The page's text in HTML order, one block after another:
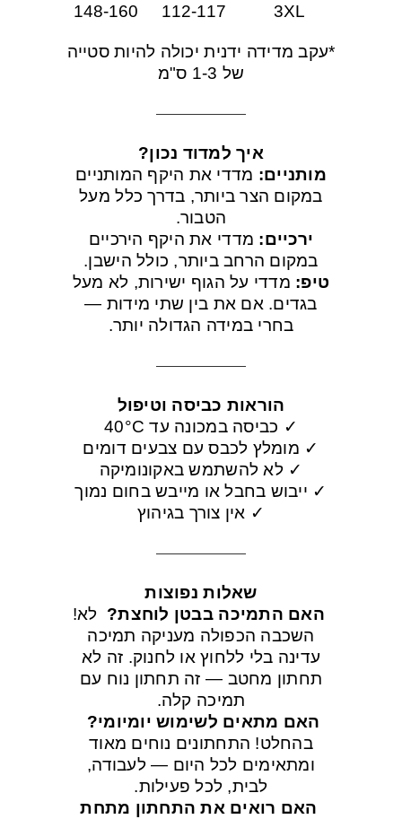
3XL
112-117
148-160
*עקב מדידה ידנית יכולה להיות סטייה
של 1-3 ס"מ
איך למדוד נכון?
מותניים: מדדי את היקף המותניים
במקום הצר ביותר, בדרך כלל מעל
הטבור.
ירכיים: מדדי את היקף הירכיים
במקום הרחב ביותר, כולל הישבן.
טיפ: מדדי על הגוף ישירות, לא מעל
בגדים. אם את בין שתי מידות —
בחרי במידה הגדולה יותר.
הוראות כביסה וטיפול
✓ כביסה במכונה עד 40°C
✓ מומלץ לכבס עם צבעים דומים
✓ לא להשתמש באקונומיקה
✓ ייבוש בחבל או מייבש בחום נמוך
✓ אין צורך בגיהוץ
שאלות נפוצות
האם התמיכה בבטן לוחצת? לא!
השכבה הכפולה מעניקה תמיכה
עדינה בלי ללחוץ או לחנוק. זה לא
תחתון מחטב — זה תחתון נוח עם
תמיכה קלה.
האם מתאים לשימוש יומיומי?
בהחלט! התחתונים נוחים מאוד
ומתאימים לכל היום — לעבודה,
לבית, לכל פעילות.
האם רואים את התחתון מתחת